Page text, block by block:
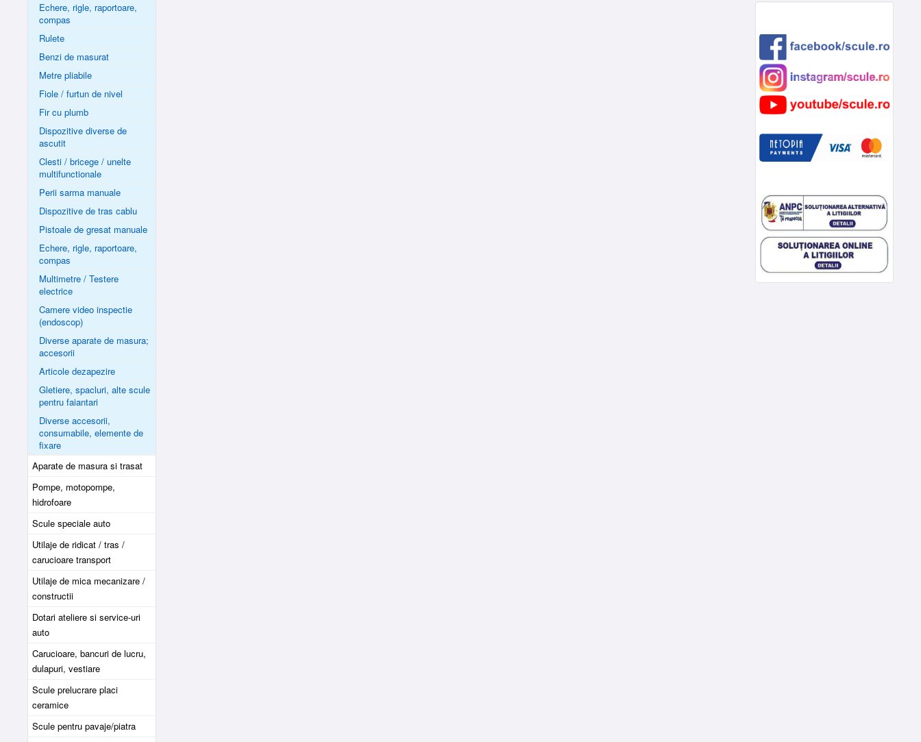
Echere, rigle, raportoare,
compas
Rulete
Benzi de masurat
Metre pliabile
Fiole / furtun de nivel
Fir cu plumb
Dispozitive diverse de
ascutit
Clesti / bricege / unelte
multifunctionale
Perii sarma manuale
Dispozitive de tras cablu
Pistoale de gresat manuale
Echere, rigle, raportoare,
compas
Multimetre / Testere
electrice
Camere video inspectie
(endoscop)
Diverse aparate de masura;
accesorii
Articole dezapezire
Gletiere, spacluri, alte scule
pentru faiantari
Diverse accesorii,
consumabile, elemente de
fixare
Aparate de masura si trasat
Pompe, motopompe,
hidrofoare
Scule speciale auto
Utilaje de ridicat / tras /
carucioare transport
Utilaje de mica mecanizare /
constructii
Dotari ateliere si service-uri
auto
Carucioare, bancuri de lucru,
dulapuri, vestiare
Scule prelucrare placi
ceramice
Scule pentru pavaje/piatra